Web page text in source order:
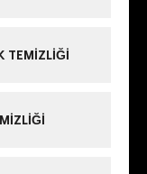
TEMIZLIĞI